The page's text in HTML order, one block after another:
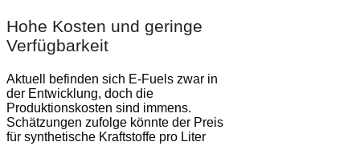
Hohe Kosten und geringe
Verfügbarkeit
Aktuell befinden sich E-Fuels zwar in
der Entwicklung, doch die
Produktionskosten sind immens.
Schätzungen zufolge könnte der Preis
für synthetische Kraftstoffe pro Liter